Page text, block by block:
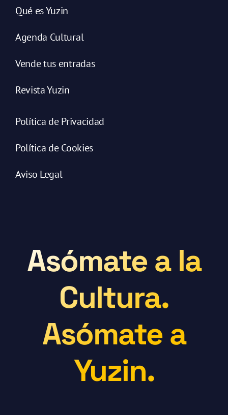
Qué es Yuzin
Agenda Cultural
Vende tus entradas
Revista Yuzin
Política de Privacidad
Política de Cookies
Aviso Legal
Asómate a la
Cultura.
Asómate a
Yuzin.